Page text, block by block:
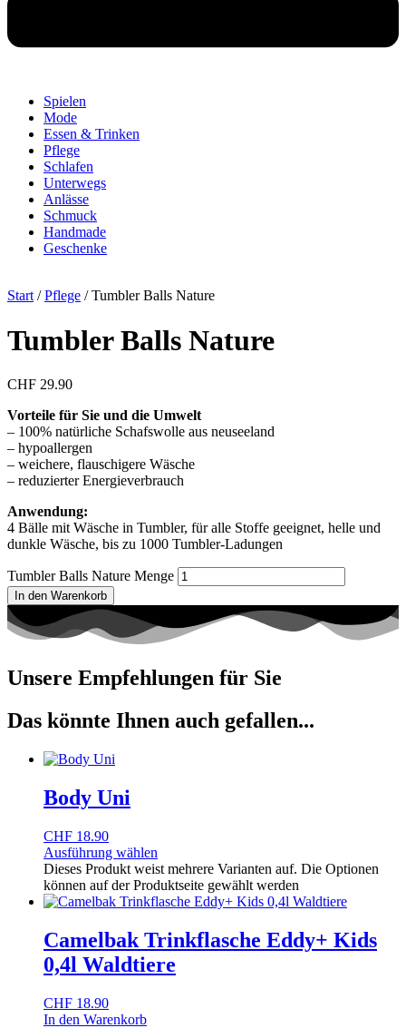
Spielen
Mode
Essen & Trinken
Pflege
Schlafen
Unterwegs
Anlässe
Schmuck
Handmade
Geschenke
Start /Pflege / Tumbler Balls Nature
Tumbler Balls Nature
CHF 29.90
Vorteile für Sie und die Umwelt
– 100% natürliche Schafswolle aus neuseeland
– hypoallergen
– weichere, flauschigere Wäsche
– reduzierter Energieverbrauch
Anwendung:
4 Bälle mit Wäsche in Tumbler, für alle Stoffe geeignet, helle und
dunkle Wäsche, bis zu 1000 Tumbler-Ladungen
Tumbler Balls Nature Menge
In den Warenkorb
Unsere Empfehlungen für Sie
Das könnte Ihnen auch gefallen...
Body Uni
CHF 18.90
Ausführung wählen
Dieses Produkt weist mehrere Varianten auf. Die Optionen
können auf der Produktseite gewählt werden
Camelbak Trinkflasche Eddy+ Kids
0,4l Waldtiere
CHF 18.90
In den Warenkorb